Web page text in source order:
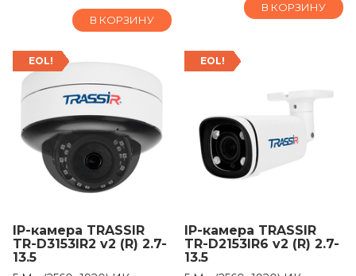
В КОРЗИНУ
В КОРЗИНУ
EOL!
IP-камера TRASSIR
TR-D3153IR2 v2 (R) 2.7-
13.5
EOL!
IP-камера TRASSIR
TR-D2153IR6 v2 (R) 2.7-
13.5